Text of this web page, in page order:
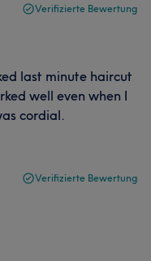
Verifizierte Bewertung
last minute haircut
well even when I
cordial.
Verifizierte Bewertung